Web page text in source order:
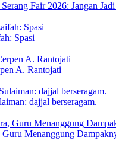
Fair 2026: Jangan
Spasi
A. Rantojati
dajjal berseragam.
Menanggung